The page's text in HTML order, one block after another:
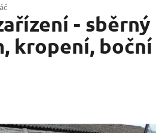
- sběrný
kropení, boční